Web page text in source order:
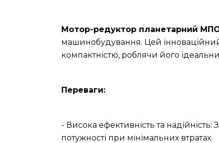
Мотор-редуктор планетарний
машинобудування. Цей
компактністю, роблячи його
Переваги:
- Висока ефективність та
потужності при мінімальних втратах.